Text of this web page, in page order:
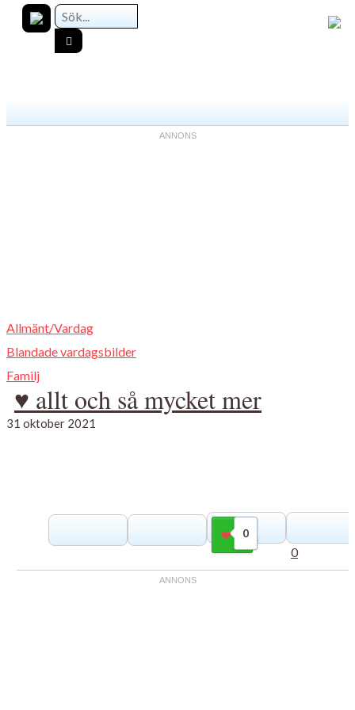
Allmänt/Vardag
Blandade vardagsbilder
Familj
♥ allt och så mycket mer
31 oktober 2021
0
Gilla
0